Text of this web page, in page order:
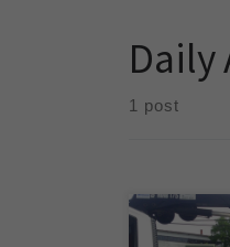
Daily
1 post
У уторак 6.